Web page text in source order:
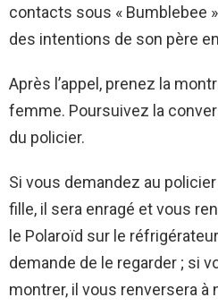
contacts sous « Bumblebee
des intentions de son père
Après l’appel, prenez la
femme. Poursuivez la
du policier.
Si vous demandez au
fille, il sera enragé et vous
le Polaroïd sur le
demande de le regarder ; si
montrer, il vous renversera